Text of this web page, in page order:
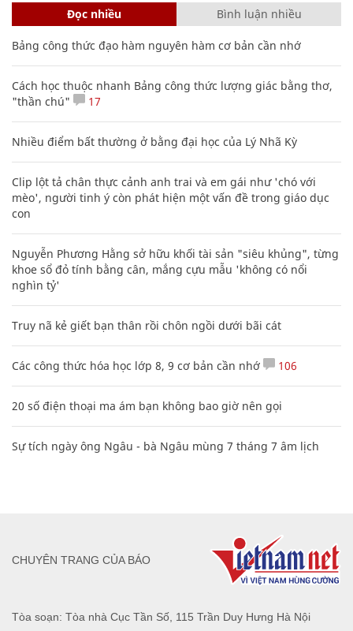
Đọc nhiều Bình luận nhiều
Bảng công thức đạo hàm nguyên hàm cơ bản cần nhớ
Cách học thuộc nhanh Bảng công thức lượng giác bằng thơ,
"thần chú"
17
Nhiều điểm bất thường ở bằng đại học của Lý Nhã Kỳ
Clip lột tả chân thực cảnh anh trai và em gái như 'chó với
mèo', người tinh ý còn phát hiện một vấn đề trong giáo dục
con
Nguyễn Phương Hằng sở hữu khối tài sản "siêu khủng", từng
khoe sổ đỏ tính bằng cân, mắng cựu mẫu 'không có nổi
nghìn tỷ'
Truy nã kẻ giết bạn thân rồi chôn ngồi dưới bãi cát
Các công thức hóa học lớp 8, 9 cơ bản cần nhớ 106
20 số điện thoại ma ám bạn không bao giờ nên gọi
Sự tích ngày ông Ngâu - bà Ngâu mùng 7 tháng 7 âm lịch
Tòa soạn: Tòa nhà Cục Tần Số, 115 Trần Duy Hưng Hà Nội
CHUYÊN TRANG CỦA BÁO